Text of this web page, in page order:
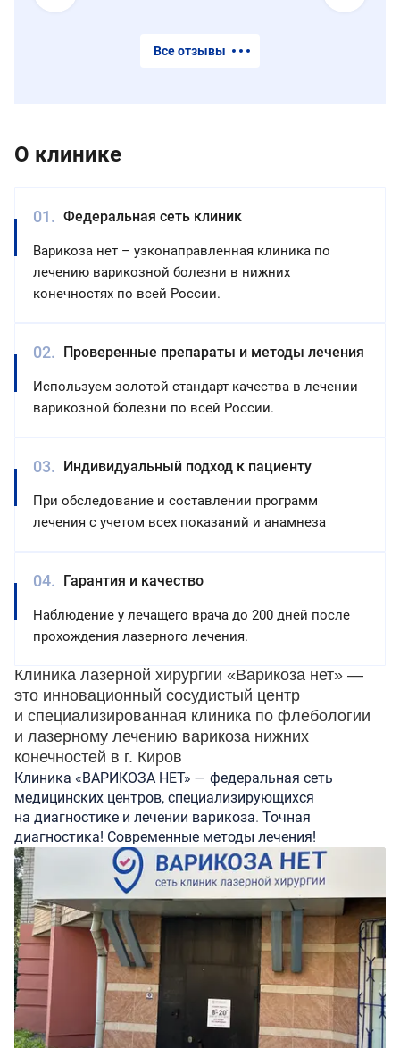
Все отзывы
О клинике
Федеральная сеть клиник
Варикоза нет – узконаправленная клиника по
лечению варикозной болезни в нижних
конечностях по всей России.
Проверенные препараты и методы лечения
Используем золотой стандарт качества в лечении
варикозной болезни по всей России.
Индивидуальный подход к пациенту
При обследование и составлении программ
лечения с учетом всех показаний и анамнеза
Гарантия и качество
Наблюдение у лечащего врача до 200 дней после
прохождения лазерного лечения.
Клиника лазерной хирургии «Варикоза нет» —
это инновационный сосудистый центр
и специализированная клиника по флебологии
и лазерному лечению варикоза нижних
конечностей в г. Киров
Клиника «ВАРИКОЗА НЕТ» — федеральная сеть
медицинских центров, специализирующихся
на диагностике и лечении варикоза. Точная
диагностика! Современные методы лечения!